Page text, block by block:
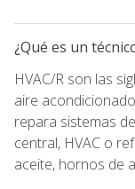
¿Qué es un
HVAC/R son las
aire
repara sistemas
central, HVAC o
aceite, hornos de